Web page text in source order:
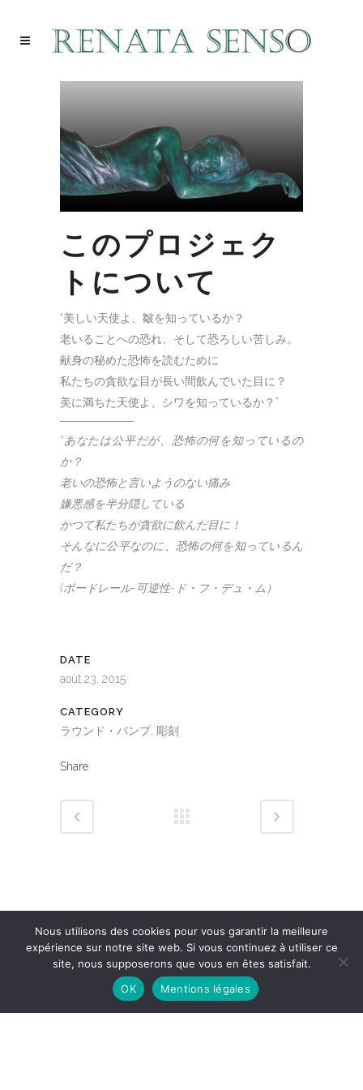
このプロジェク
トについて
“美しい天使よ、皺を知っているか？
老いることへの恐れ、そして恐ろしい苦しみ。
献身の秘めた恐怖を読むために
私たちの貪欲な目が長い間飲んでいた目に？
美に満ちた天使よ、シワを知っているか？”
“あなたは公平だが、恐怖の何を知っているの
か？
老いの恐怖と言いようのない痛み
嫌悪感を半分隠している
かつて私たちが貪欲に飲んだ目に！
そんなに公平なのに、恐怖の何を知っているん
だ？
(ボードレール-可逆性-ド・フ・デュ・ム）
DATE
août 23, 2015
CATEGORY
ラウンド・バンプ, 彫刻
Share
Nous utilisons des cookies pour vous garantir la meilleure
expérience sur notre site web. Si vous continuez à utiliser ce
site, nous supposerons que vous en êtes satisfait.
OK
Mentions légales